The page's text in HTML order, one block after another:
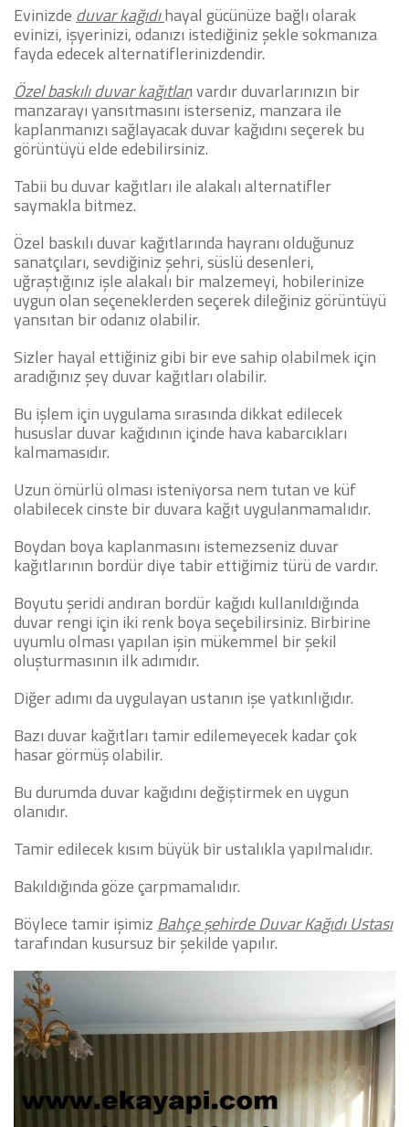
Evinizde duvar kağıdıhayal gücünüze bağlı olarak
evinizi, işyerinizi, odanızı istediğiniz şekle sokmanıza
fayda edecek alternatiflerinizdendir.
Özel baskılı duvar kağıtları vardır duvarlarınızın bir
manzarayı yansıtmasını isterseniz, manzara ile
kaplanmanızı sağlayacak duvar kağıdını seçerek bu
görüntüyü elde edebilirsiniz.
Tabii bu duvar kağıtları ile alakalı alternatifler
saymakla bitmez.
Özel baskılı duvar kağıtlarında hayranı olduğunuz
sanatçıları, sevdiğiniz şehri, süslü desenleri,
uğraştığınız işle alakalı bir malzemeyi, hobilerinize
uygun olan seçeneklerden seçerek dileğiniz görüntüyü
yansıtan bir odanız olabilir.
Sizler hayal ettiğiniz gibi bir eve sahip olabilmek için
aradığınız şey duvar kağıtları olabilir.
Bu işlem için uygulama sırasında dikkat edilecek
hususlar duvar kağıdının içinde hava kabarcıkları
kalmamasıdır.
Uzun ömürlü olması isteniyorsa nem tutan ve küf
olabilecek cinste bir duvara kağıt uygulanmamalıdır.
Boydan boya kaplanmasını istemezseniz duvar
kağıtlarının bordür diye tabir ettiğimiz türü de vardır.
Boyutu şeridi andıran bordür kağıdı kullanıldığında
duvar rengi için iki renk boya seçebilirsiniz. Birbirine
uyumlu olması yapılan işin mükemmel bir şekil
oluşturmasının ilk adımıdır.
Diğer adımı da uygulayan ustanın işe yatkınlığıdır.
Bazı duvar kağıtları tamir edilemeyecek kadar çok
hasar görmüş olabilir.
Bu durumda duvar kağıdını değiştirmek en uygun
olanıdır.
Tamir edilecek kısım büyük bir ustalıkla yapılmalıdır.
Bakıldığında göze çarpmamalıdır.
Böylece tamir işimiz Bahçe şehirde Duvar Kağıdı Ustası
tarafından kusursuz bir şekilde yapılır.